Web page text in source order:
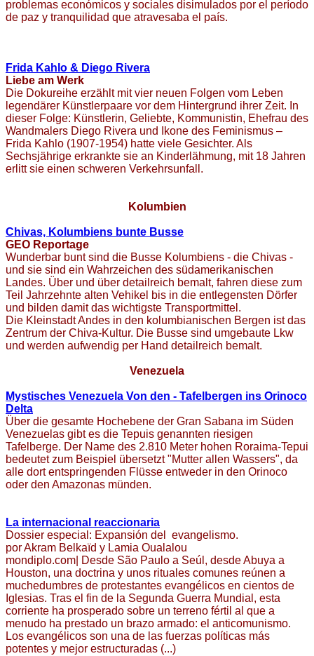
problemas económicos y sociales disimulados por el período
de paz y tranquilidad que atravesaba el país.
Frida Kahlo & Diego Rivera
Liebe am Werk
Die Dokureihe erzählt mit vier neuen Folgen vom Leben
legendärer Künstlerpaare vor dem Hintergrund ihrer Zeit. In
dieser Folge: Künstlerin, Geliebte, Kommunistin, Ehefrau des
Wandmalers Diego Rivera und Ikone des Feminismus –
Frida Kahlo (1907-1954) hatte viele Gesichter. Als
Sechsjährige erkrankte sie an Kinderlähmung, mit 18 Jahren
erlitt sie einen schweren Verkehrsunfall.
Kolumbien
Chivas, Kolumbiens bunte Busse
GEO Reportage
Wunderbar bunt sind die Busse Kolumbiens - die Chivas -
und sie sind ein Wahrzeichen des südamerikanischen
Landes. Über und über detailreich bemalt, fahren diese zum
Teil Jahrzehnte alten Vehikel bis in die entlegensten Dörfer
und bilden damit das wichtigste Transportmittel.
Die Kleinstadt Andes in den kolumbianischen Bergen ist das
Zentrum der Chiva-Kultur. Die Busse sind umgebaute Lkw
und werden aufwendig per Hand detailreich bemalt.
Venezuela
Mystisches Venezuela Von den - Tafelbergen ins Orinoco
Delta
Über die gesamte Hochebene der Gran Sabana im Süden
Venezuelas gibt es die Tepuis genannten riesigen
Tafelberge. Der Name des 2.810 Meter hohen Roraima-Tepui
bedeutet zum Beispiel übersetzt "Mutter allen Wassers", da
alle dort entspringenden Flüsse entweder in den Orinoco
oder den Amazonas münden.
La internacional reaccionaria
Dossier especial: Expansión del evangelismo.
por Akram Belkaïd y Lamia Oualalou
mondiplo.com| Desde São Paulo a Seúl, desde Abuya a
Houston, una doctrina y unos rituales comunes reúnen a
muchedumbres de protestantes evangélicos en cientos de
Iglesias. Tras el fin de la Segunda Guerra Mundial, esta
corriente ha prosperado sobre un terreno fértil al que a
menudo ha prestado un brazo armado: el anticomunismo.
Los evangélicos son una de las fuerzas políticas más
potentes y mejor estructuradas (...)